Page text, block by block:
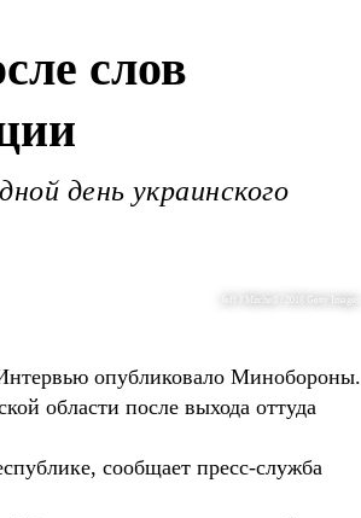
слов
день украинского
Jeff J Mitchell / 2018 Getty Images
опубликовало Минобороны.
области после выхода оттуда
сообщает пресс-служба